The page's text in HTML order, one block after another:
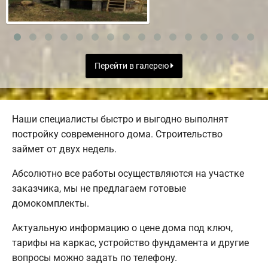
Перейти в галерею
Наши специалисты быстро и выгодно выполнят
постройку современного дома. Строительство
займет от двух недель.
Абсолютно все работы осуществляются на участке
заказчика, мы не предлагаем готовые
домокомплекты.
Актуальную информацию о цене дома под ключ,
тарифы на каркас, устройство фундамента и другие
вопросы можно задать по телефону.